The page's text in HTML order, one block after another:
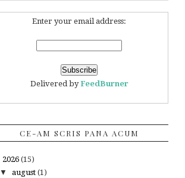
Enter your email address:
Delivered byFeedBurner
CE-AM SCRIS PANA ACUM
2026 (15)
▼ august (1)